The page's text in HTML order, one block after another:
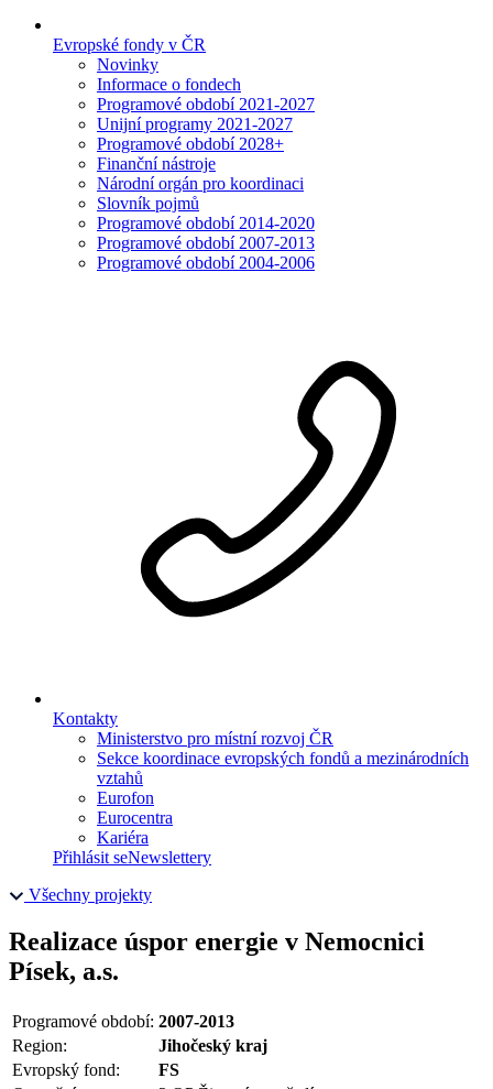
Evropské fondy v ČR
Novinky
Informace o fondech
Programové období 2021-2027
Unijní programy 2021-2027
Programové období 2028+
Finanční nástroje
Národní orgán pro koordinaci
Slovník pojmů
Programové období 2014-2020
Programové období 2007-2013
Programové období 2004-2006
Kontakty
Ministerstvo pro místní rozvoj ČR
Sekce koordinace evropských fondů a mezinárodních
vztahů
Eurofon
Eurocentra
Kariéra
Přihlásit seNewslettery
Všechny projekty
Realizace úspor energie v Nemocnici
Písek, a.s.
Programové období: 2007-2013
Region:
Jihočeský kraj
Evropský fond:
FS